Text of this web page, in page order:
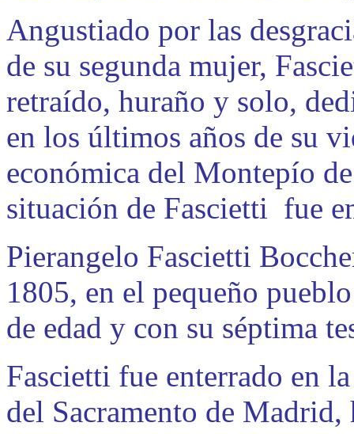
Angustiado por las
de su segunda mujer,
retraído, huraño y solo,
en los últimos años de su
económica del Montepío
situación de Fascietti fue
Pierangelo Fascietti
1805, en el pequeño
de edad y con su séptima
Fascietti fue enterrado en
del Sacramento de